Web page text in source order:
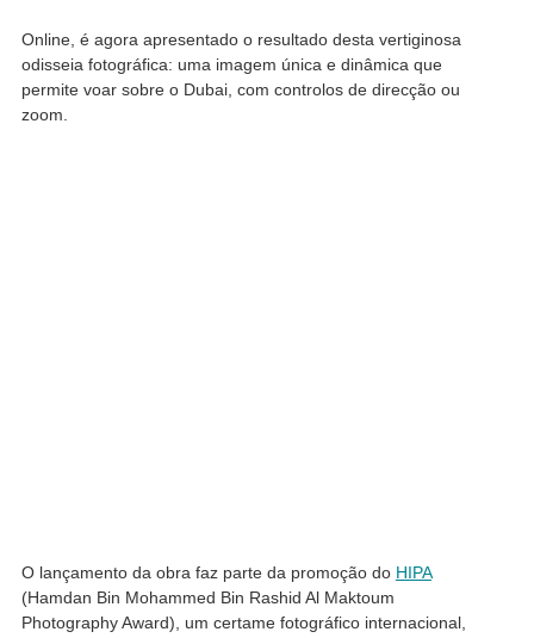
Online, é agora apresentado o resultado desta vertiginosa
odisseia fotográfica: uma imagem única e dinâmica que
permite voar sobre o Dubai, com controlos de direcção ou
zoom.
O lançamento da obra faz parte da promoção do HIPA
(Hamdan Bin Mohammed Bin Rashid Al Maktoum
Photography Award), um certame fotográfico internacional,